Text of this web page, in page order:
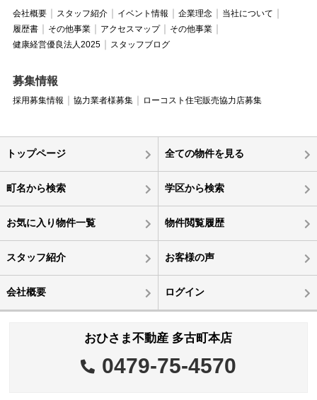
会社概要 スタッフ紹介 イベント情報 企業理念
当社について
履歴書
その他事業 アクセスマップ
その他事業
健康経営優良法人2025
スタッフブログ
募集情報
採用募集情報 協力業者様募集 ローコスト住宅販売協力店募集
トップページ 全ての物件を見る
町名から検索 学区から検索
お気に入り物件一覧 物件閲覧履歴
スタッフ紹介 お客様の声
会社概要 ログイン
おひさま不動産 多古町本店
0479-75-4570